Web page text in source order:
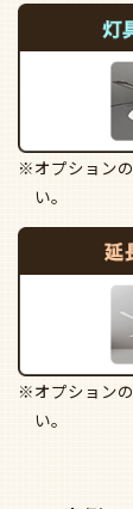
※オプション
い。
※オプション
い。